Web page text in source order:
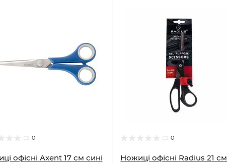
0
офісні Axent 17 см сині
0
Ножиці офісні Radius 21 см